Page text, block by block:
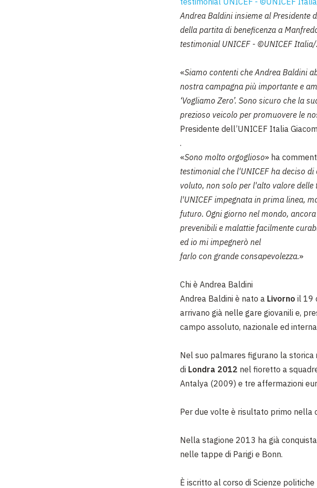
Andrea Baldini insieme al Presidente
della partita di beneficenza a
testimonial UNICEF - ©UNICEF
«Siamo contenti che Andrea Baldini
nostra campagna più importante e
‘Vogliamo Zero’. Sono sicuro che la
prezioso veicolo per promuovere le
Presidente dell’UNICEF Italia
.
«Sono molto orgoglioso» ha
testimonial che l'UNICEF ha deciso
voluto, non solo per l'alto valore delle
l'UNICEF impegnata in prima linea,
futuro. Ogni giorno nel mondo,
prevenibili e malattie facilmente
ed io mi impegnerò nel
farlo con grande consapevolezza.»
Chi è Andrea Baldini
Andrea Baldini è nato a Livorno il 19
arrivano già nelle gare giovanili e,
campo assoluto, nazionale ed
Nel suo palmares figurano la storica
di Londra 2012 nel fioretto a
Antalya (2009) e tre affermazioni
Per due volte è risultato primo nella
Nella stagione 2013 ha già
nelle tappe di Parigi e Bonn.
È iscritto al corso di Scienze